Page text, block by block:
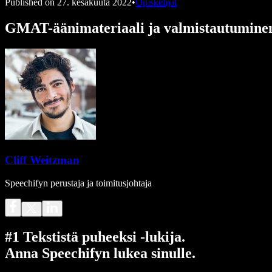
Published on 27. kesäkuuta 2022•Opiskelijat
GMAT-äänimateriaali ja
Cliff Weitzman
Speechifyn perustaja ja toimitusjohtaja
#1 Tekstistä puheeksi -lukija.
Anna Speechifyn lukea sinulle.